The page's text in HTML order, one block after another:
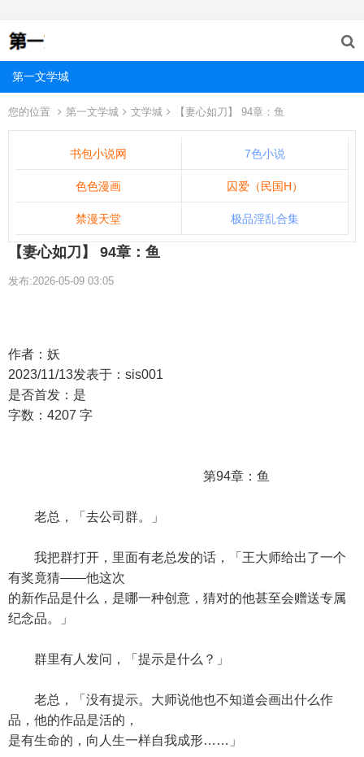
第一文学城
您的位置 第一文学城 文学城 【妻心如刀】 94章：鱼
书包小说网 7色小说
色色漫画 囚爱（民国H）
禁漫天堂 极品淫乱合集
【妻心如刀】 94章：鱼
发布:2026-05-09 03:05
作者：妖
2023/11/13发表于：sis001
是否首发：是
字数：4207 字
第94章：鱼
老总，「去公司群。」
我把群打开，里面有老总发的话，「王大师给出了一个
有奖竟猜——他这次
的新作品是什么，是哪一种创意，猜对的他甚至会赠送专属
纪念品。」
群里有人发问，「提示是什么？」
老总，「没有提示。大师说他也不知道会画出什么作
品，他的作品是活的，
是有生命的，向人生一样自我成形……」